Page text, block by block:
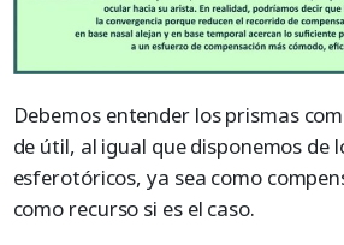
Debemos entender los prismas
de útil, al igual que disponemos de
esferotóricos, ya sea como
como recurso si es el caso.